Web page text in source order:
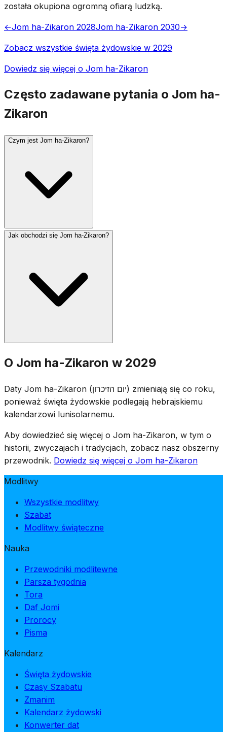
została okupiona ogromną ofiarą ludzką.
←Jom ha-Zikaron 2028Jom ha-Zikaron 2030→
Zobacz wszystkie święta żydowskie w 2029
Dowiedz się więcej o Jom ha-Zikaron
Często zadawane pytania o Jom ha-
Zikaron
Czym jest Jom ha-Zikaron?
terroryzmu. Jednominutowa syrena rozlega się o 20:00
wieczorem dnia poprzedzającego, a dwuminutowa
syrena o 11:00 następnego dnia, podczas której cały kraj
Jak obchodzi się Jom ha-Zikaron?
Ceremonie upamiętniające odbywają się na cmentarzach
wojskowych w całym Izraelu, a rodziny odwiedzają
groby poległych żołnierzy. Miejsca rozrywki są
zamknięte z mocy prawa, a telewizja i radio nadają
programy upamiętniające. Dzień wyróżnia się
poległych i zapalaniem świec pamięci.
O Jom ha-Zikaron w 2029
Daty Jom ha-Zikaron (יום הזיכרון) zmieniają się co roku,
ponieważ święta żydowskie podlegają hebrajskiemu
kalendarzowi lunisolarnemu.
Aby dowiedzieć się więcej o Jom ha-Zikaron, w tym o
historii, zwyczajach i tradycjach, zobacz nasz obszerny
przewodnik. Dowiedz się więcej o Jom ha-Zikaron
Modlitwy
Wszystkie modlitwy
Szabat
Modlitwy świąteczne
Nauka
Przewodniki modlitewne
Parsza tygodnia
Tora
Daf Jomi
Prorocy
Pisma
Kalendarz
Święta żydowskie
Czasy Szabatu
Zmanim
Kalendarz żydowski
Konwerter dat